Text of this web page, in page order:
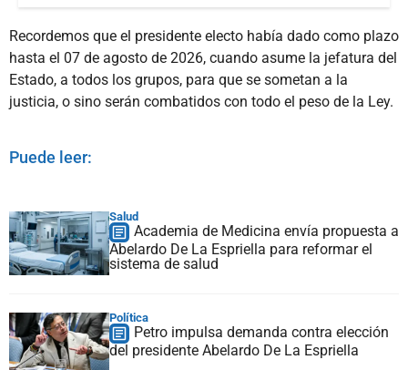
Recordemos que el presidente electo había dado como plazo
hasta el 07 de agosto de 2026, cuando asume la jefatura del
Estado, a todos los grupos, para que se sometan a la
justicia, o sino serán combatidos con todo el peso de la Ley.
Puede leer:
Salud
Academia de Medicina envía propuesta a
Abelardo De La Espriella para reformar el
sistema de salud
Política
Petro impulsa demanda contra elección
del presidente Abelardo De La Espriella